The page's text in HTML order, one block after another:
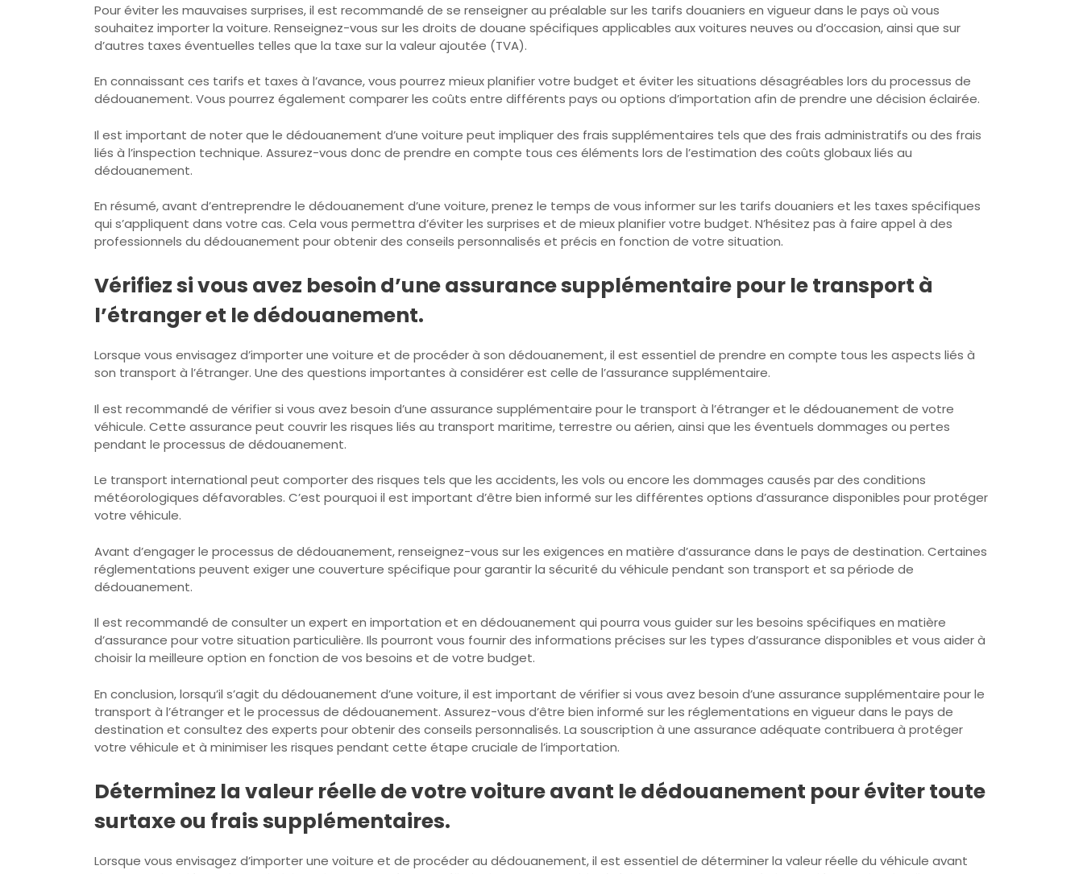
Pour éviter les mauvaises surprises, il est recommandé de se renseigner au préalable sur les tarifs douaniers en vigueur dans le pays où vous
souhaitez importer la voiture. Renseignez-vous sur les droits de douane spécifiques applicables aux voitures neuves ou d’occasion, ainsi que sur
d’autres taxes éventuelles telles que la taxe sur la valeur ajoutée (TVA).
En connaissant ces tarifs et taxes à l’avance, vous pourrez mieux planifier votre budget et éviter les situations désagréables lors du processus de
dédouanement. Vous pourrez également comparer les coûts entre différents pays ou options d’importation afin de prendre une décision éclairée.
Il est important de noter que le dédouanement d’une voiture peut impliquer des frais supplémentaires tels que des frais administratifs ou des frais
liés à l’inspection technique. Assurez-vous donc de prendre en compte tous ces éléments lors de l’estimation des coûts globaux liés au
dédouanement.
En résumé, avant d’entreprendre le dédouanement d’une voiture, prenez le temps de vous informer sur les tarifs douaniers et les taxes spécifiques
qui s’appliquent dans votre cas. Cela vous permettra d’éviter les surprises et de mieux planifier votre budget. N’hésitez pas à faire appel à des
professionnels du dédouanement pour obtenir des conseils personnalisés et précis en fonction de votre situation.
Vérifiez si vous avez besoin d’une assurance supplémentaire pour le transport à
l’étranger et le dédouanement.
Lorsque vous envisagez d’importer une voiture et de procéder à son dédouanement, il est essentiel de prendre en compte tous les aspects liés à
son transport à l’étranger. Une des questions importantes à considérer est celle de l’assurance supplémentaire.
Il est recommandé de vérifier si vous avez besoin d’une assurance supplémentaire pour le transport à l’étranger et le dédouanement de votre
véhicule. Cette assurance peut couvrir les risques liés au transport maritime, terrestre ou aérien, ainsi que les éventuels dommages ou pertes
pendant le processus de dédouanement.
Le transport international peut comporter des risques tels que les accidents, les vols ou encore les dommages causés par des conditions
météorologiques défavorables. C’est pourquoi il est important d’être bien informé sur les différentes options d’assurance disponibles pour protéger
votre véhicule.
Avant d’engager le processus de dédouanement, renseignez-vous sur les exigences en matière d’assurance dans le pays de destination. Certaines
réglementations peuvent exiger une couverture spécifique pour garantir la sécurité du véhicule pendant son transport et sa période de
dédouanement.
Il est recommandé de consulter un expert en importation et en dédouanement qui pourra vous guider sur les besoins spécifiques en matière
d’assurance pour votre situation particulière. Ils pourront vous fournir des informations précises sur les types d’assurance disponibles et vous aider à
choisir la meilleure option en fonction de vos besoins et de votre budget.
En conclusion, lorsqu’il s’agit du dédouanement d’une voiture, il est important de vérifier si vous avez besoin d’une assurance supplémentaire pour le
transport à l’étranger et le processus de dédouanement. Assurez-vous d’être bien informé sur les réglementations en vigueur dans le pays de
destination et consultez des experts pour obtenir des conseils personnalisés. La souscription à une assurance adéquate contribuera à protéger
votre véhicule et à minimiser les risques pendant cette étape cruciale de l’importation.
Déterminez la valeur réelle de votre voiture avant le dédouanement pour éviter toute
surtaxe ou frais supplémentaires.
Lorsque vous envisagez d’importer une voiture et de procéder au dédouanement, il est essentiel de déterminer la valeur réelle du véhicule avant